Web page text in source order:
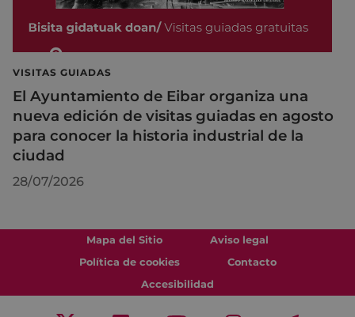
VISITAS GUIADAS
El Ayuntamiento de Eibar organiza una
nueva edición de visitas guiadas en agosto
para conocer la historia industrial de la
ciudad
28/07/2026
Mapa del Sitio
Aviso legal
Política de cookies
Contacto
Accesibilidad